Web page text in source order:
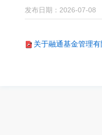
发布日期：2026-07-08
关于融通基金管理